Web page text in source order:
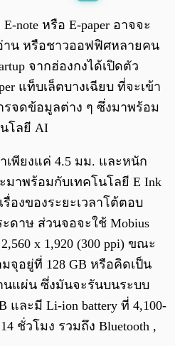
note หรือ E-paper อาจจะ
าน หรือชาวออฟฟิศหลายคน
จากฮ่องกงได้เปิดตัว
แท็บเล็ตบางเฉียบ ที่จะเข้า
รจดข้อมูลต่าง ๆ ซึ่งมาพร้อม
โลยี AI
เพียงแค่ 4.5 มม. และหนัก
มาพร้อมกับเทคโนโลยี E Ink
รื่องของระยะเวลาโต้ตอบ
ดาษ ส่วนจอจะใช้ Mobius
x 1,920 (300 ppi) ขณะ
จุอยู่ที่ 128 GB หรือคิดเป็น
นแผ่น ซึ่งมันจะรันบนระบบ
และมี Li-ion battery ที่ 4,100-
ชั่วโมง รวมถึง Bluetooth ,